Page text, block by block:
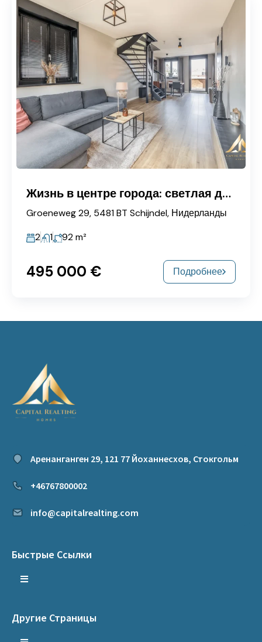
Жизнь в центре города: светлая двухуровневая квартира с солнечной террасой на крыше!
Groeneweg 29, 5481 BT Schijndel, Нидерланды
2
1 92m²
495 000 € Подробнее
Аренанганген 29, 121 77 Йоханнесхов, Стокгольм
+46767800002
info@capitalrealting.com
Быстрые Ссылки
Другие Страницы